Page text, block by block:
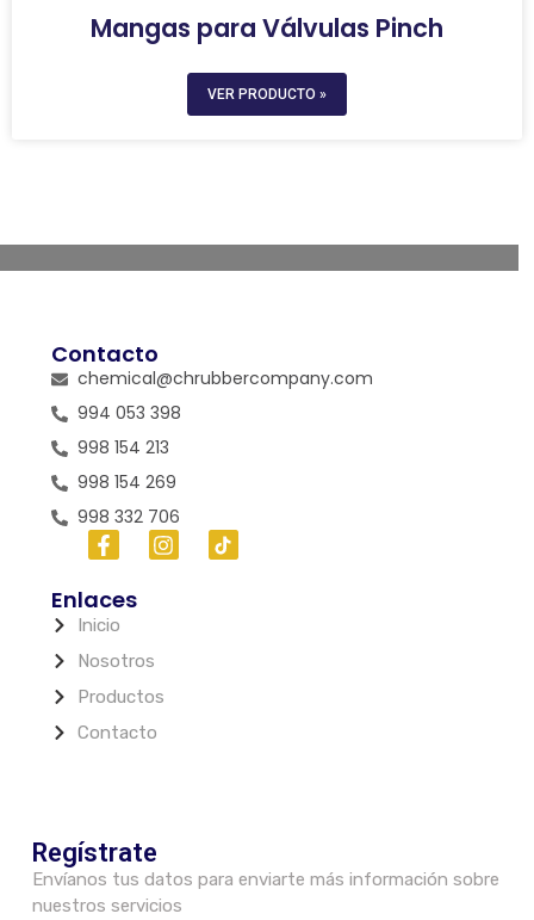
Mangas para Válvulas Pinch
VER PRODUCTO »
Contacto
chemical@chrubbercompany.com
994 053 398
998 154 213
998 154 269
998 332 706
Enlaces
Inicio
Nosotros
Productos
Contacto
Regístrate
Envíanos tus datos para enviarte más información sobre
nuestros servicios